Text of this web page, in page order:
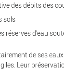
des débits des
sols
réserves d’eau
de ses
Leur